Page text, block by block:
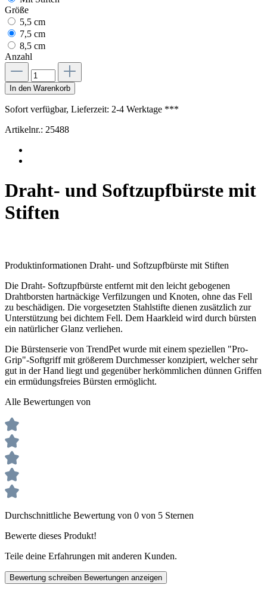
Größe
5,5 cm
7,5 cm
8,5 cm
Anzahl
In den Warenkorb
Sofort verfügbar, Lieferzeit: 2-4 Werktage ***
Artikelnr.: 25488
Draht- und Softzupfbürste mit
Stiften
Produktinformationen Draht- und Softzupfbürste mit Stiften
Die Draht- Softzupfbürste entfernt mit den leicht gebogenen
Drahtborsten hartnäckige Verfilzungen und Knoten, ohne das Fell
zu beschädigen. Die vorgesetzten Stahlstifte dienen zusätzlich zur
Unterstützung bei dichtem Fell. Dem Haarkleid wird durch bürsten
ein natürlicher Glanz verliehen.
Die Bürstenserie von TrendPet wurde mit einem speziellen "Pro-
Grip"-Softgriff mit größerem Durchmesser konzipiert, welcher sehr
gut in der Hand liegt und gegenüber herkömmlichen dünnen Griffen
ein ermüdungsfreies Bürsten ermöglicht.
Alle Bewertungen von
Durchschnittliche Bewertung von 0 von 5 Sternen
Bewerte dieses Produkt!
Teile deine Erfahrungen mit anderen Kunden.
Bewertung schreiben Bewertungen anzeigen